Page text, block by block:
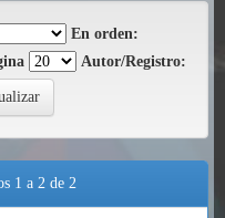
En orden:
Autor/Registro:
1 a 2 de 2